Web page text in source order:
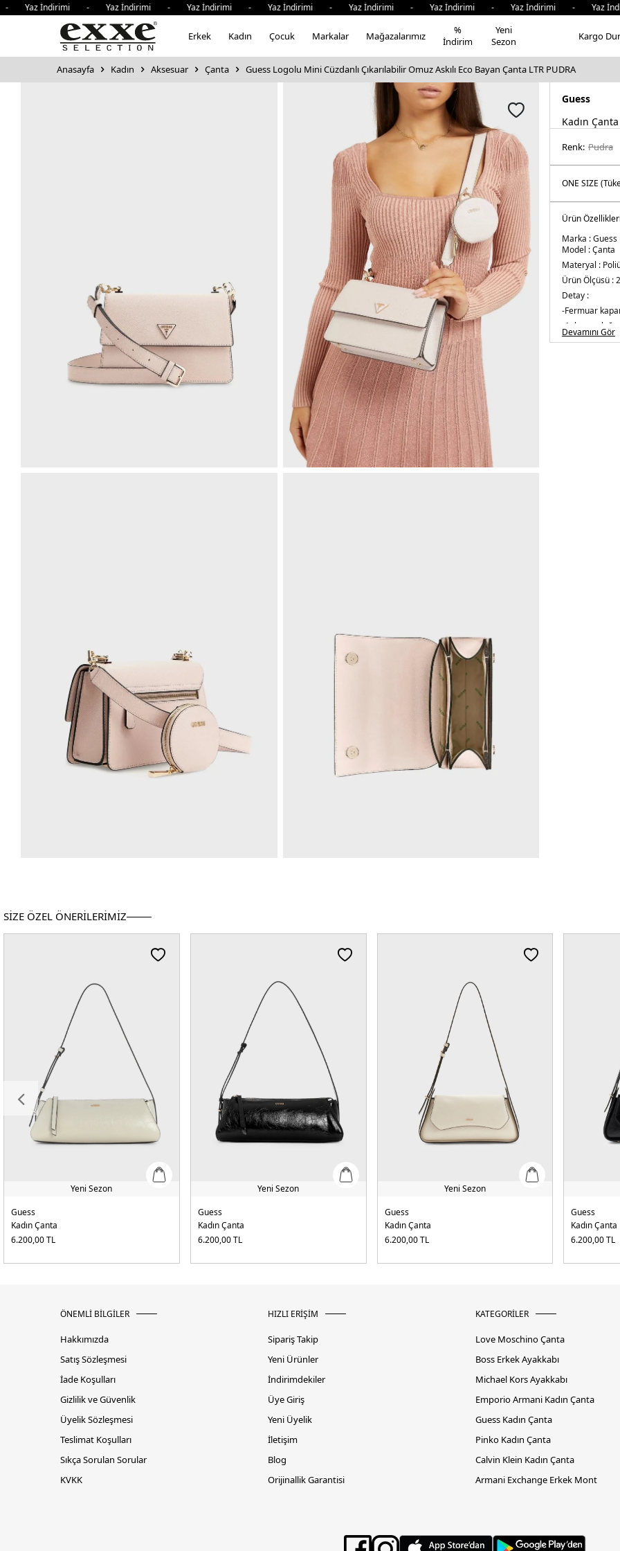
İndirimi - Yaz İndirimi - Yaz İndirimi - Yaz İndirimi - Yaz İndirimi - Yaz İndirimi - Yaz İndirimi -
Erkek Kadın Çocuk Markalar Mağazalarımız
%
İndirim
Yeni
Sezon
Kargo
Anasayfa Kadın Aksesuar Çanta Guess Logolu Mini Cüzdanlı Çıkarılabilir Omuz Askılı Eco Bayan Çanta LTR PUDRA
Guess
Kadın Çanta
Renk: pudra
Ürün Özellikleri
Marka :Guess
Model :Çanta
Materyal :
Ürün Ölçüsü :
Detay :
-Fermuar
-Askı
Üretim Yeri :
Devamını Gör
SİZE ÖZEL ÖNERİLERİMİZ
Yeni Sezon
Guess
Kadın Çanta
6.200,00TL
Yeni Sezon
Guess
Kadın Çanta
6.200,00TL
Yeni Sezon
Guess
Kadın Çanta
6.200,00TL
Guess
Kadın Çanta
6.200,00TL
ÖNEMLİ BİLGİLER
Hakkımızda
Satış Sözleşmesi
İade Koşulları
Gizlilik ve Güvenlik
Üyelik Sözleşmesi
Teslimat Koşulları
Sıkça Sorulan Sorular
KVKK
HIZLI ERİŞİM
Sipariş Takip
Yeni Ürünler
İndirimdekiler
Üye Giriş
Yeni Üyelik
İletişim
Blog
Orijinallik Garantisi
KATEGORİLER
Love Moschino Çanta
Boss Erkek Ayakkabı
Michael Kors Ayakkabı
Emporio Armani Kadın Çanta
Guess Kadın Çanta
Pinko Kadın Çanta
Calvin Klein Kadın Çanta
Armani Exchange Erkek Mont